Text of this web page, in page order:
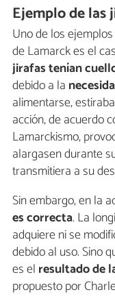
Ejemplo de las
Uno de los
de Lamarck es el
jirafas tenían
debido a la
alimentarse,
acción, de acuerdo
Lamarckismo,
alargasen durante
transmitiera a su
Sin embargo, en la
es correcta. La
adquiere ni se
debido al uso. Sino
es el resultado de
propuesto por